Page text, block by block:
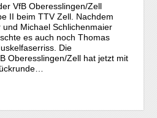
VfB Oberesslingen/Zell
II beim TTV Zell. Nachdem
Michael Schlichenmaier
es auch noch Thomas
Die
Oberesslingen/Zell hat jetzt mit